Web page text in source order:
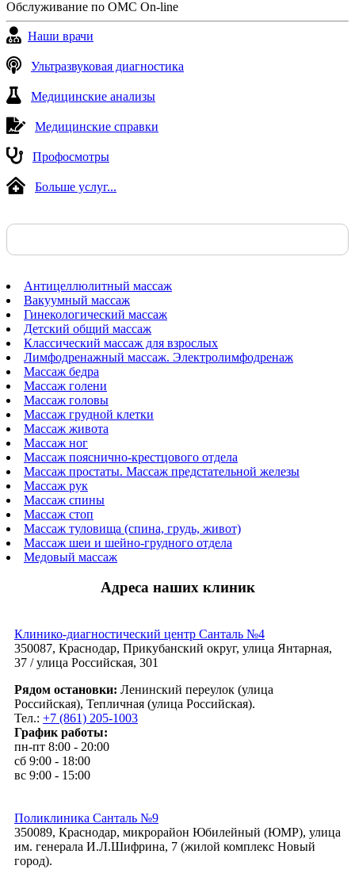
Обслуживание по ОМС On-line
Наши врачи
Ультразвуковая диагностика
Медицинские анализы
Медицинские справки
Профосмотры
Больше услуг...
Антицеллюлитный массаж
Вакуумный массаж
Гинекологический массаж
Детский общий массаж
Классический массаж для взрослых
Лимфодренажный массаж. Электролимфодренаж
Массаж бедра
Массаж голени
Массаж головы
Массаж грудной клетки
Массаж живота
Массаж ног
Массаж пояснично-крестцового отдела
Массаж простаты. Массаж предстательной железы
Массаж рук
Массаж спины
Массаж стоп
Массаж туловища (спина, грудь, живот)
Массаж шеи и шейно-грудного отдела
Медовый массаж
Адреса наших клиник
Клинико-диагностический центр Санталь №4
350087, Краснодар, Прикубанский округ, улица Янтарная,
37 / улица Российская, 301
Рядом остановки: Ленинский переулок (улица
Российская), Тепличная (улица Российская).
Тел.: +7 (861) 205-1003
График работы:
пн-пт 8:00 - 20:00
сб 9:00 - 18:00
вс 9:00 - 15:00
Поликлиника Санталь №9
350089, Краснодар, микрорайон Юбилейный (ЮМР), улица
им. генерала И.Л.Шифрина, 7 (жилой комплекс Новый
город).